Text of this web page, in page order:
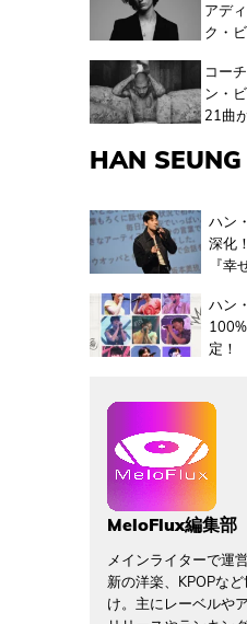
アデ
ク・
コー
ン・
21曲
HAN
ハン
深化
『幸
ハン
定！
MeloFlux編集部
メインライターで運
新の洋楽、KPOPな
け。主にレーベルや